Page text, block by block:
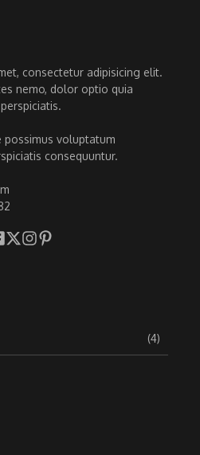
consectetur adipisicing elit.
nemo, dolor optio quia
possimus voluptatum
consequuntur.
(4)